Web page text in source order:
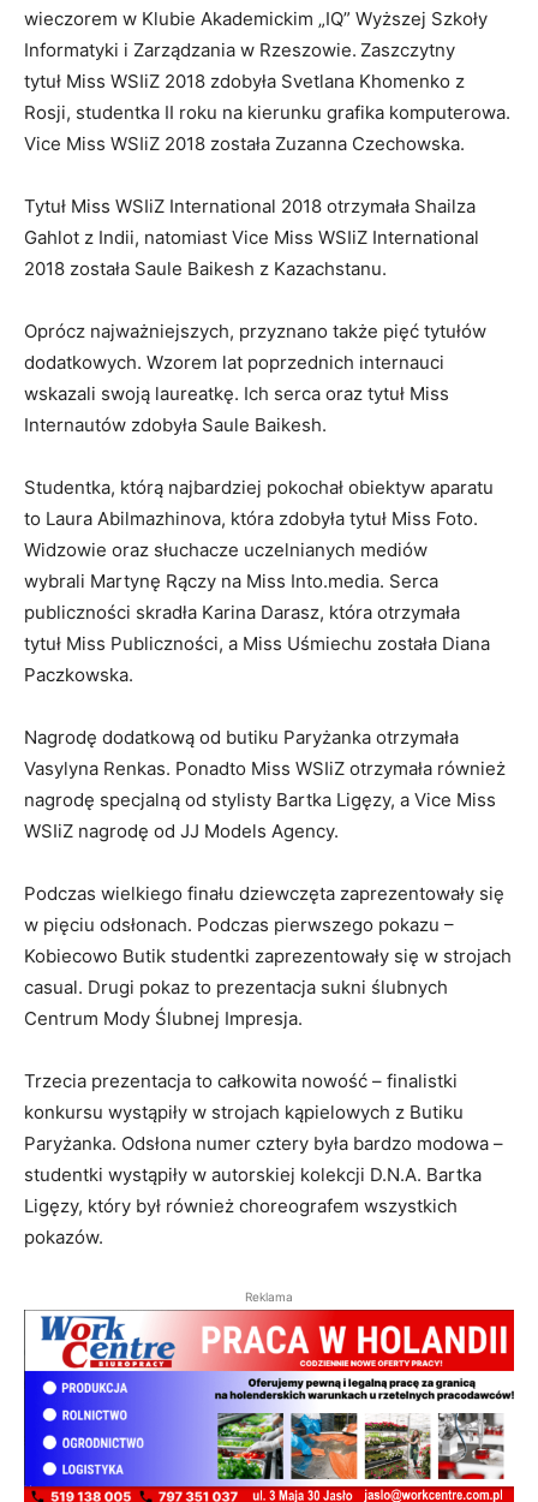
wieczorem w Klubie Akademickim „IQ” Wyższej Szkoły
Informatyki i Zarządzania w Rzeszowie. Zaszczytny
tytuł Miss WSIiZ 2018 zdobyła Svetlana Khomenko z
Rosji, studentka II roku na kierunku grafika komputerowa.
Vice Miss WSIiZ 2018 została Zuzanna Czechowska.
Tytuł Miss WSIiZ International 2018 otrzymała Shailza
Gahlot z Indii, natomiast Vice Miss WSIiZ International
2018 została Saule Baikesh z Kazachstanu.
Oprócz najważniejszych, przyznano także pięć tytułów
dodatkowych. Wzorem lat poprzednich internauci
wskazali swoją laureatkę. Ich serca oraz tytuł Miss
Internautów zdobyła Saule Baikesh.
Studentka, którą najbardziej pokochał obiektyw aparatu
to Laura Abilmazhinova, która zdobyła tytuł Miss Foto.
Widzowie oraz słuchacze uczelnianych mediów
wybrali Martynę Rączy na Miss Into.media. Serca
publiczności skradła Karina Darasz, która otrzymała
tytuł Miss Publiczności, a Miss Uśmiechu została Diana
Paczkowska.
Nagrodę dodatkową od butiku Paryżanka otrzymała
Vasylyna Renkas. Ponadto Miss WSIiZ otrzymała również
nagrodę specjalną od stylisty Bartka Ligęzy, a Vice Miss
WSIiZ nagrodę od JJ Models Agency.
Podczas wielkiego finału dziewczęta zaprezentowały się
w pięciu odsłonach. Podczas pierwszego pokazu –
Kobiecowo Butik studentki zaprezentowały się w strojach
casual. Drugi pokaz to prezentacja sukni ślubnych
Centrum Mody Ślubnej Impresja.
Trzecia prezentacja to całkowita nowość – finalistki
konkursu wystąpiły w strojach kąpielowych z Butiku
Paryżanka. Odsłona numer cztery była bardzo modowa –
studentki wystąpiły w autorskiej kolekcji D.N.A. Bartka
Ligęzy, który był również choreografem wszystkich
pokazów.
Reklama